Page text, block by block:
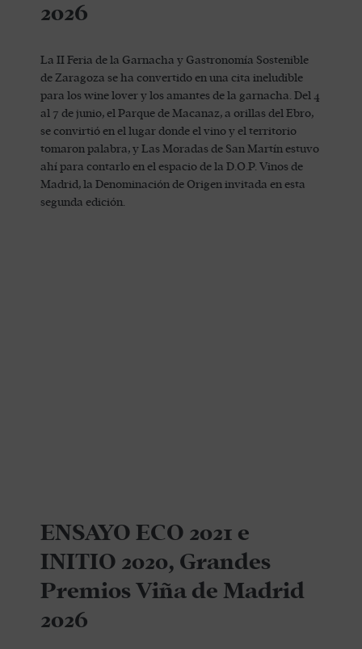
2026
La II Feria de la Garnacha y Gastronomía Sostenible
de Zaragoza se ha convertido en una cita ineludible
para los wine lover y los amantes de la garnacha. Del 4
al 7 de junio, el Parque de Macanaz, a orillas del Ebro,
se convirtió en el lugar donde el vino y el territorio
tomaron palabra, y Las Moradas de San Martín estuvo
ahí para contarlo en el espacio de la D.O.P. Vinos de
Madrid, la Denominación de Origen invitada en esta
segunda edición.
ENSAYO ECO 2021 e
INITIO 2020, Grandes
Premios Viña de Madrid
2026